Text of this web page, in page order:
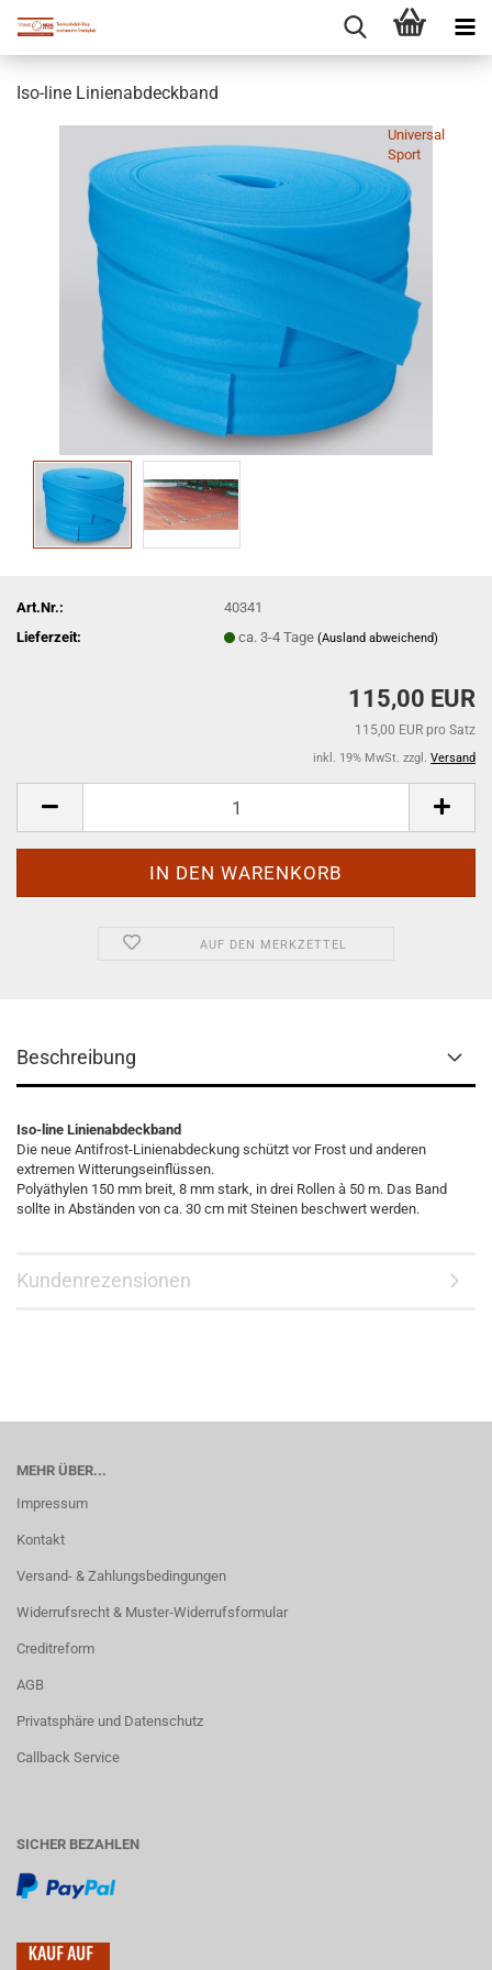
Iso-line Linienabdeckband
Universal
Sport
Art.Nr.:
40341
Lieferzeit:
ca. 3-4 Tage(Ausland abweichend)
115,00 EUR
115,00 EUR pro Satz
inkl. 19% MwSt. zzgl. Versand
AUF DEN MERKZETTEL
Beschreibung
Iso-line Linienabdeckband
Die neue Antifrost-Linienabdeckung schützt vor Frost und anderen
extremen Witterungseinflüssen.
Polyäthylen 150 mm breit, 8 mm stark, in drei Rollen à 50 m. Das Band
sollte in Abständen von ca. 30 cm mit Steinen beschwert werden.
Kundenrezensionen
MEHR ÜBER...
Impressum
Kontakt
Versand- & Zahlungsbedingungen
Widerrufsrecht & Muster-Widerrufsformular
Creditreform
AGB
Privatsphäre und Datenschutz
Callback Service
SICHER BEZAHLEN